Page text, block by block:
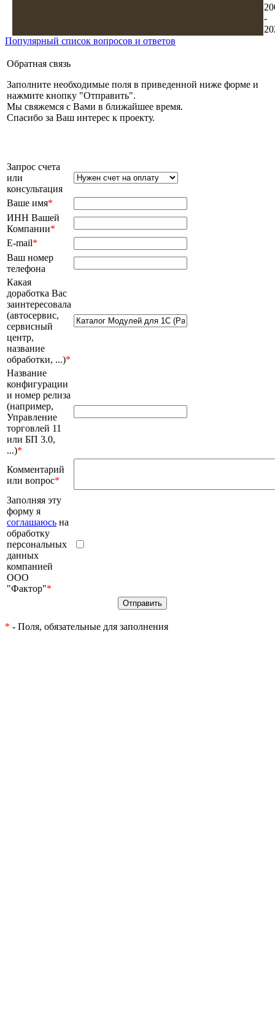
-
Популярный список вопросов и ответов
Обратная связь
Заполните необходимые поля в приведенной ниже форме и
нажмите кнопку "Отправить".
Мы свяжемся с Вами в ближайшее время.
Спасибо за Ваш интерес к проекту.
Запрос счета
или
консультация
Ваше имя*
ИНН Вашей
Компании*
E-mail*
Ваш номер
телефона
Какая
доработка Вас
заинтересовала
(автосервис,
сервисный
центр,
название
обработки, ...)*
Название
конфигурации
и номер релиза
(например,
Управление
торговлей 11
или БП 3.0,
...)*
Комментарий
или вопрос*
Заполняя эту
форму я
соглашаюсь на
обработку
персональных
данных
компанией
ООО
"Фактор"*
* - Поля, обязательные для заполнения